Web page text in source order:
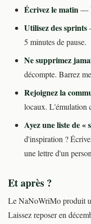
Écrivez le matin—
Utilisez des sprints
5 minutes de pause.
Ne supprimez
décompte. Barrez
Rejoignez la
locaux. L'émulation
Ayez une liste de «
d'inspiration ?
une lettre d'un
Et après ?
Le NaNoWriMo produit
Laissez reposer en